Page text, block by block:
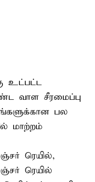
உட்பட்ட
வாள சீரமைப்பு
பல
மாற்றம்
ரெயில்,
ரெயில்